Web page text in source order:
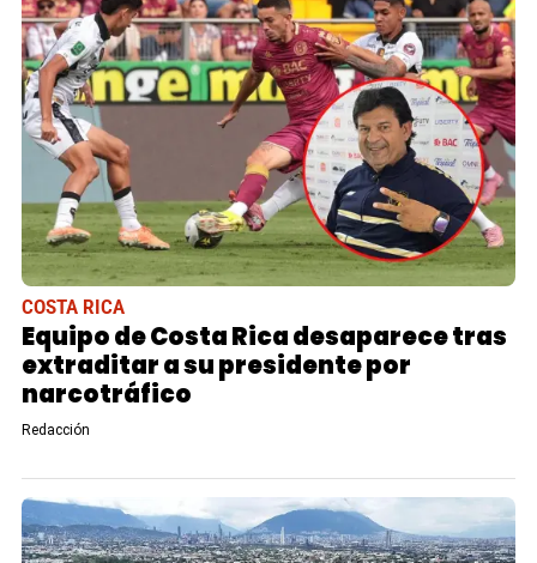
COSTA RICA
Equipo de Costa Rica desaparece tras
extraditar a su presidente por
narcotráfico
Redacción